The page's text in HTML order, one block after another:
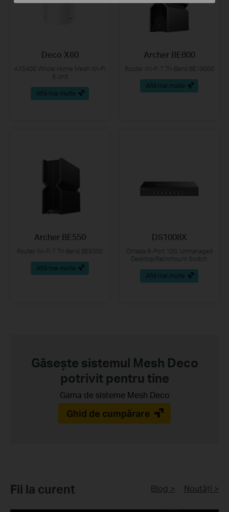
Deco X60
AX5400 Whole Home Mesh Wi-Fi
6 Unit
Află mai multe
Archer BE800
Router Wi-Fi 7 Tri-Band BE19000
Află mai multe
Archer BE550
Router Wi-Fi 7 Tri-Band BE9300
Află mai multe
DS1008X
Omada 8-Port 10G Unmanaged
Desktop/Rackmount Switch
Află mai multe
Găsește sistemul Mesh Deco
potrivit pentru tine
Gama de sisteme Mesh Deco
Ghid de cumpărare
Fii la curent Blog > Noutăți >